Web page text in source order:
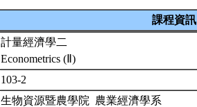
課程資訊
計量經濟學二
Econometrics (Ⅱ)
103-2
生物資源暨農學院 農業經濟學系